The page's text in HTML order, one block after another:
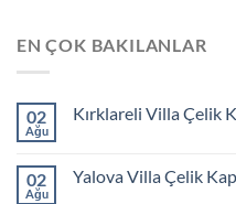
EN ÇOK BAKILANLAR
02
Ağu
Kırklareli Villa Çelik
02
Ağu
Yalova Villa Çelik